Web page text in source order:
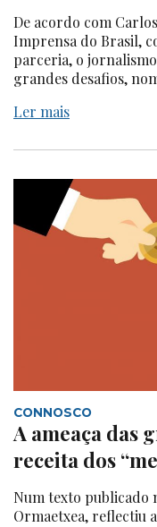
De acordo com
Imprensa do Brasil,
parceria, o
grandes desafios,
Ler mais
CONNOSCO
A ameaça das
receita dos
Num texto publicado
Ormaetxea, reflectiu